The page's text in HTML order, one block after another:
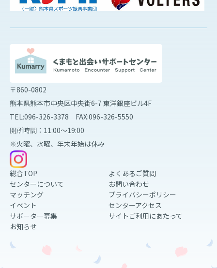
〒860-0802
熊本県熊本市中央区中央街6-7 東洋銀座ビル4F
TEL:096-326-3378 FAX:096-326-5550
開所時間：11:00～19:00
※火曜、水曜、年末年始は休み
総合TOP
よくあるご質問
センターについて
お問い合わせ
マッチング
プライバシーポリシー
イベント
センターアクセス
サポーター募集
サイトご利用にあたって
お知らせ